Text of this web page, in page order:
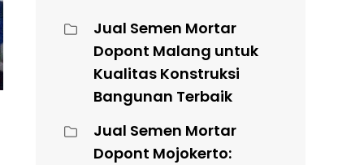
Jual Semen Mortar
Dopont Malang untuk
Kualitas Konstruksi
Bangunan Terbaik
Jual Semen Mortar
Dopont Mojokerto: